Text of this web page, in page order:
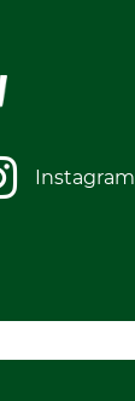
Instagram